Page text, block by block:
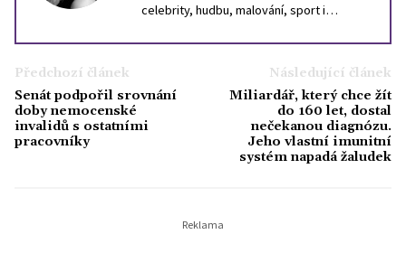
celebrity, hudbu, malování, sport i
lidech kolem sebe. Věří, že dobrý text
může být stejně silný jako dobrý parfém,
který ve vás zanechá stopu.
Předchozí článek
Senát podpořil srovnání
doby nemocenské
invalidů s ostatními
pracovníky
Následující článek
Miliardář, který chce žít
do 160 let, dostal
nečekanou diagnózu.
Jeho vlastní imunitní
systém napadá žaludek